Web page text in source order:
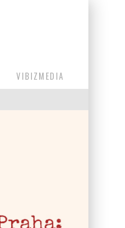
VIBIZMEDIA